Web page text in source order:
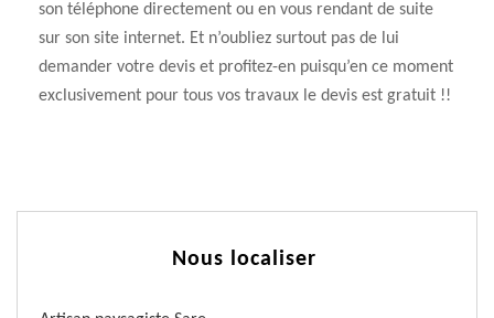
son téléphone directement ou en vous rendant de suite
sur son site internet. Et n’oubliez surtout pas de lui
demander votre devis et profitez-en puisqu’en ce moment
exclusivement pour tous vos travaux le devis est gratuit !!
Nous localiser